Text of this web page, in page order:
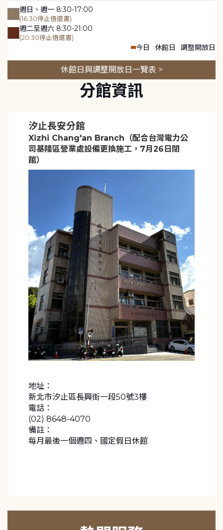
週日、週一 8:30-17:00
(16:30停止借還書)
週二至週六 8:30-21:00
(20:30停止借還書)
今日 休館日 調整開放日
休館日與調整開放日一覽表 >
分館資訊
汐止長安分館
Xizhi Chang'an Branch（配合台灣電力公
司基隆區營業處設備更換施工，7月26日閉
館）
地址：
新北市汐止區長興街一段50號3樓
電話：
(02) 8648-4070
備註：
每月最後一個週四、國定假日休館